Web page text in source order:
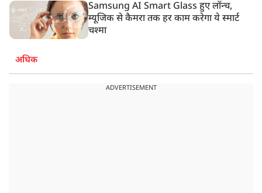
Samsung AI Smart Glass हुए लॉन्च,
म्यूजिक से कैमरा तक हर काम करेगा ये स्मार्ट
चश्मा
अधिक
ADVERTISEMENT